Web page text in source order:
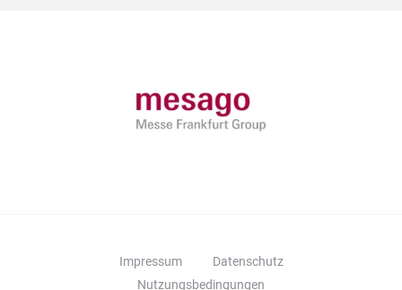
Impressum
Datenschutz
Nutzungsbedingungen